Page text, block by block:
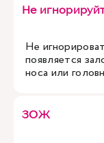
Не
Не
появляется
носа или
ЗОЖ